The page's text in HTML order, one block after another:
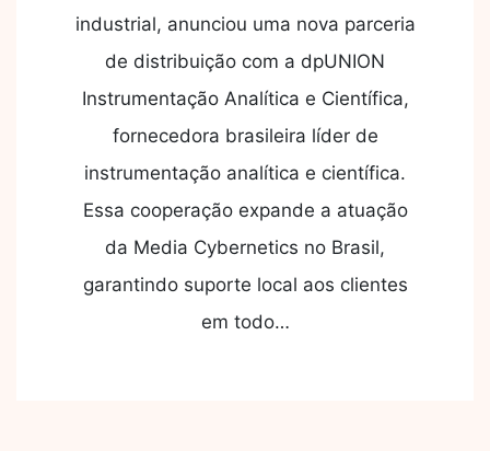
industrial, anunciou uma nova parceria
de distribuição com a dpUNION
Instrumentação Analítica e Científica,
fornecedora brasileira líder de
instrumentação analítica e científica.
Essa cooperação expande a atuação
da Media Cybernetics no Brasil,
garantindo suporte local aos clientes
em todo…